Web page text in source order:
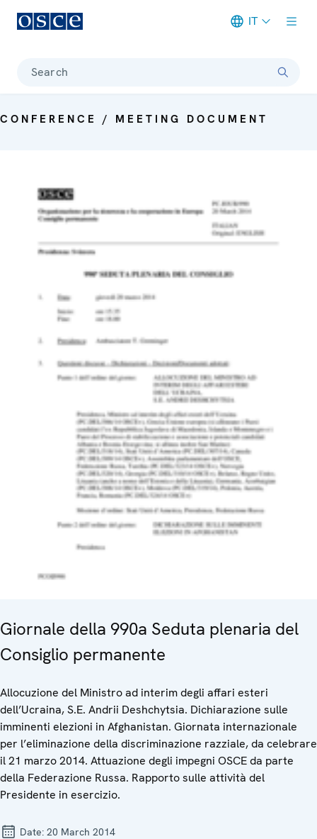
IT
Search
CONFERENCE / MEETING DOCUMENT
Giornale della 990a Seduta plenaria del
Consiglio permanente
Allocuzione del Ministro ad interim degli affari esteri
dell’Ucraina, S.E. Andrii Deshchytsia. Dichiarazione sulle
imminenti elezioni in Afghanistan. Giornata internazionale
per l’eliminazione della discriminazione razziale, da celebrare
il 21 marzo 2014. Attuazione degli impegni OSCE da parte
della Federazione Russa. Rapporto sulle attività del
Presidente in esercizio.
Date: 20 March 2014